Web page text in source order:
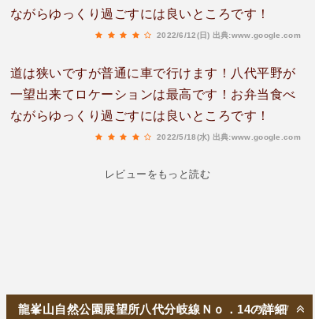
ながらゆっくり過ごすには良いところです！
2022/6/12(日) 出典:www.google.com
道は狭いですが普通に車で行けます！八代平野が
一望出来てロケーションは最高です！お弁当食べ
ながらゆっくり過ごすには良いところです！
2022/5/18(水) 出典:www.google.com
レビューをもっと読む
2026/6/27
龍峯山自然公園展望所八代分岐線Ｎｏ．14の詳細